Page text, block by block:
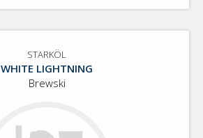
STARKÖL
WHITE LIGHTNING
Brewski